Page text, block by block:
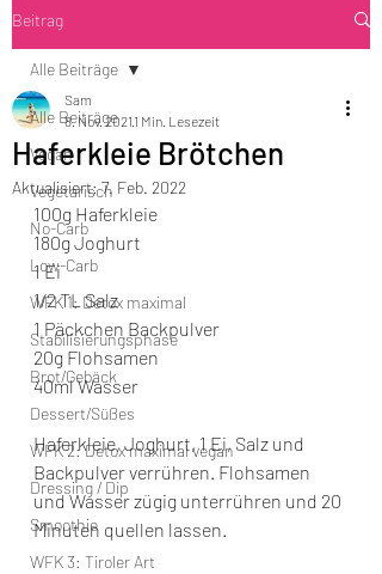
Beitrag
Alle Beiträge
Vegan
Vegetarisch
No-Carb
Low-Carb
WFK 1: Detox maximal
Stabilisierungsphase
Brot/Gebäck
Dessert/Süßes
WFK 2: Detox maximal vegan
Dressing / Dip
Smoothie
WFK 3: Tiroler Art
Alle Beiträge
Haferkleie Brötchen
Sam
8. Nov. 2021 1 Min. Lesezeit
Aktualisiert:7. Feb. 2022
100g Haferkleie
180g Joghurt
1 Ei
1/2 TL Salz
1 Päckchen Backpulver
20g Flohsamen
40ml Wasser
Haferkleie, Joghurt, 1 Ei, Salz und
Backpulver verrühren. Flohsamen
und Wasser zügig unterrühren und 20
Minuten quellen lassen.